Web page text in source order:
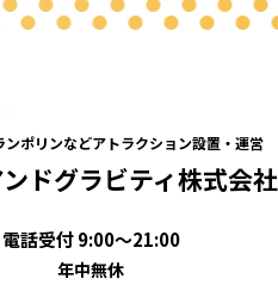
ポリンなどアトラクション設置・運営
ドグラビティ株式会社
電話受付 9:00～21:00
年中無休